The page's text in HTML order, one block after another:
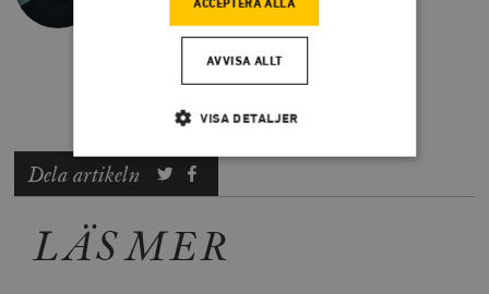
Dela artikeln
LÄS MER
ACCEPTERA ALLA
AVVISA ALLT
VISA DETALJER
Strikt nödvändigt Analys
Marknadsföring